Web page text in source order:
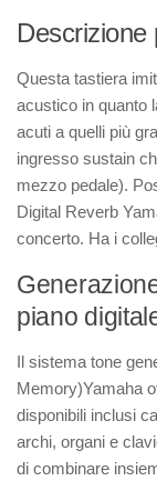
Descrizione
Questa tastiera
acustico in quanto
acuti a quelli più
ingresso sustain
mezzo pedale).
Digital Reverb
concerto. Ha i
piano
Il sistema tone
Memory)Yamaha
disponibili inclusi
archi, organi e
di combinare